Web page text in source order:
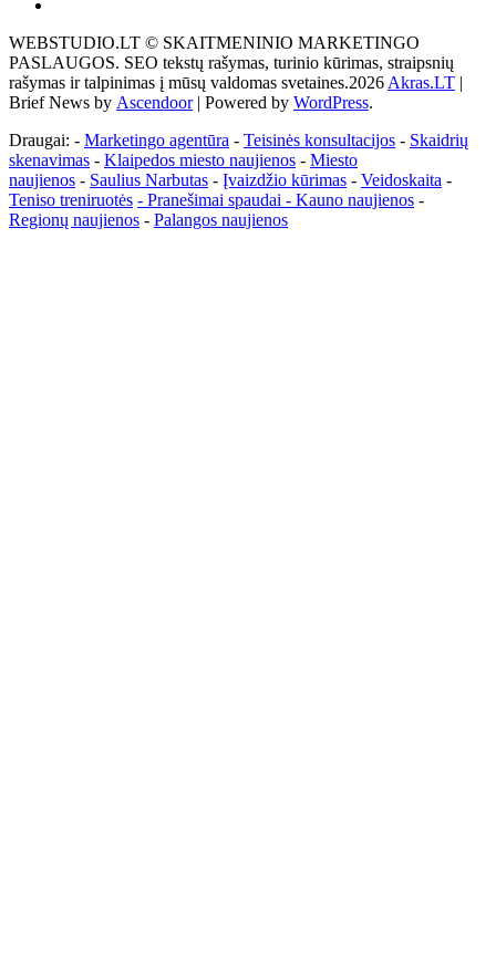
tai
žemės
ploto
matavimo
Pagrindinis
WEBSTUDIO.LT © SKAITMENINIO MARKETINGO
PASLAUGOS. SEO tekstų rašymas, turinio kūrimas, straipsnių
rašymas ir talpinimas į mūsų valdomas svetaines.2026 Akras.LT |
Brief News by Ascendoor| Powered by WordPress.
Draugai: - Marketingo agentūra - Teisinės konsultacijos - Skaidrių
skenavimas - Klaipedos miesto naujienos - Miesto
naujienos - Saulius Narbutas - Įvaizdžio kūrimas - Veidoskaita -
Teniso treniruotės - Pranešimai spaudai - Kauno naujienos -
Regionų naujienos - Palangos naujienos